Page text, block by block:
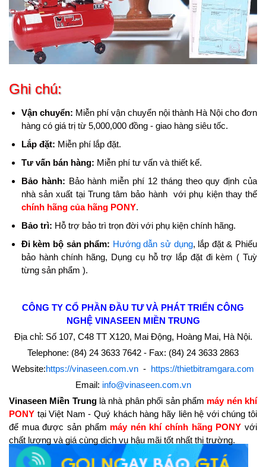
Ghi chú:
Vận chuyển: Miễn phí vận chuyển nội thành Hà Nội cho đơn
hàng có giá trị từ 5,000,000 đồng - giao hàng siêu tốc.
Lắp đặt: Miễn phí lắp đặt.
Tư vấn bán hàng: Miễn phí tư vấn và thiết kế.
Bảo hành: Bảo hành miễn phí 12 tháng theo quy định của
nhà sản xuất tại Trung tâm bảo hành với phụ kiện thay thế
chính hãng của hãng PONY.
Bảo trì: Hỗ trợ bảo trì trọn đời với phụ kiện chính hãng.
Đi kèm bộ sản phẩm: Hướng dẫn sử dụng, lắp đặt & Phiếu
bảo hành chính hãng, Dụng cụ hỗ trợ lắp đặt đi kèm ( Tuỳ
từng sản phẩm ).
CÔNG TY CỔ PHẦN ĐẦU TƯ VÀ PHÁT TRIỂN CÔNG
NGHỆ VINASEEN MIỀN TRUNG
Địa chỉ: Số 107, C48 TT X120, Mai Động, Hoàng Mai, Hà Nội.
Telephone: (84) 24 3633 7642 - Fax: (84) 24 3633 2863
Website:https://vinaseen.com.vn - https://thietbitramgara.com
Email: info@vinaseen.com.vn
Vinaseen Miền Trunglà nhà phân phối sản phẩm máy nén khí
PONY tại Việt Nam - Quý khách hàng hãy liên hệ với chúng tôi
để mua được sản phẩm máy nén khí chính hãng PONY với
chất lượng và giá cùng dịch vụ hậu mãi tốt nhất thị trường.